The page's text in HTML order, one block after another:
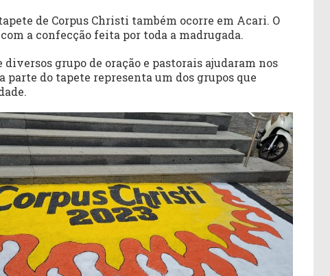
de Corpus Christi também ocorre em Acari. O
a confecção feita por toda a madrugada.
grupo de oração e pastorais ajudaram nos
parte do tapete representa um dos grupos que